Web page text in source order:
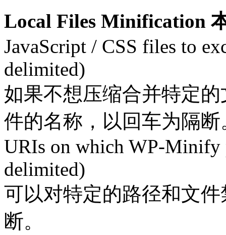
Local Files Minification
JavaScript / CSS files to
delimited)
如果不想压缩合并特定
件的名称，以回车为隔断
URIs on which WP-Minify
delimited)
可以对特定的路径和文
断。